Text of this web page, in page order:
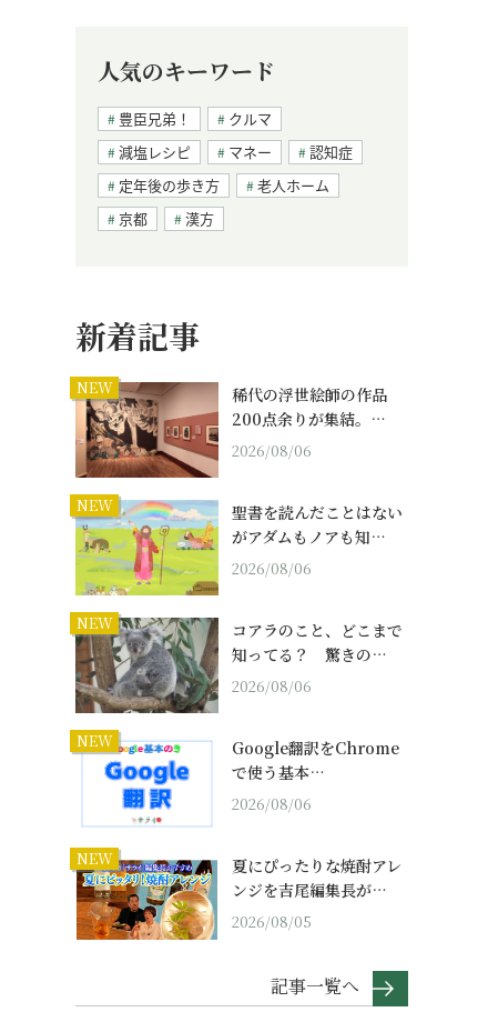
人気のキーワード
豊臣兄弟！
クルマ
減塩レシピ
マネー
認知症
定年後の歩き方
老人ホーム
京都
漢方
新着記事
NEW
稀代の浮世絵師の作品
200点余りが集結。…
2026/08/06
NEW
聖書を読んだことはない
がアダムもノアも知…
2026/08/06
NEW
コアラのこと、どこまで
知ってる？ 驚きの…
2026/08/06
NEW
Google翻訳をChrome
で使う基本…
2026/08/06
NEW
夏にぴったりな焼酎アレ
ンジを吉尾編集長が…
2026/08/05
記事一覧へ